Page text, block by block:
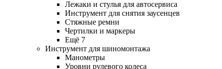
Лежаки и стулья для автосервиса
Инструмент для снятия заусенцев
Стяжные ремни
Чертилки и маркеры
Ещё 7
Инструмент для шиномонтажа
Манометры
Уровни рулевого колеса